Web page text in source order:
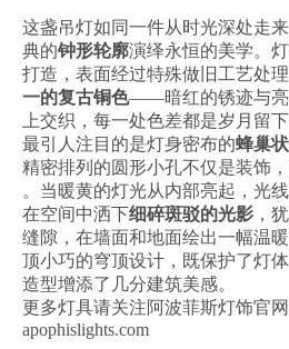
为：
¥4,458.00。
价
格
为：
¥2,229.00。
这盏吊灯如同一件从时光深处走
典的​​钟形轮廓​演绎永恒的美学。
打造，表面经过特殊做旧工艺处
一的复古铜色​​——暗红的锈迹与亮
上交织，每一处色差都是岁月留
最引人注目的是灯身密布的​蜂巢
精密排列的圆形小孔不仅是装饰
。当暖黄的灯光从内部亮起，光
在空间中洒下​​细碎斑驳的光影​ ，
缝隙，在墙面和地面绘出一幅温
顶小巧的穹顶设计，既保护了灯
造型增添了几分建筑美感。
更多灯具请关注阿波菲斯灯饰官网
apophislights.com